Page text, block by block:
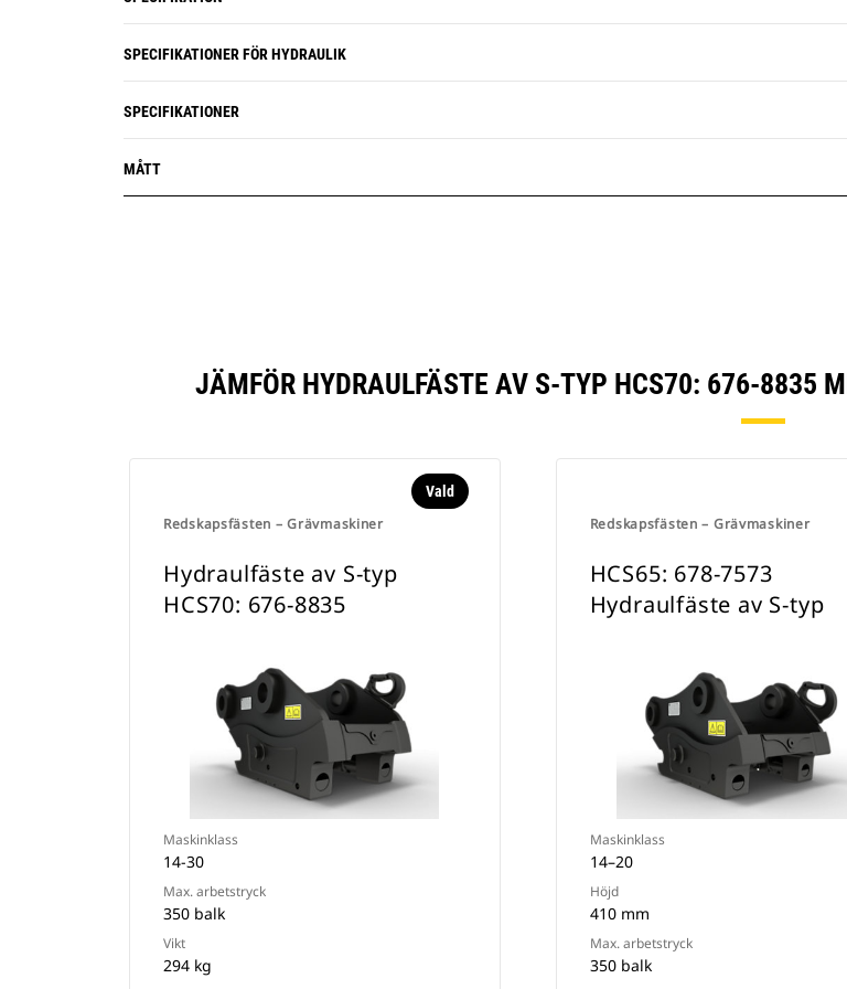
SPECIFIKATIONER FÖR HYDRAULIK
SPECIFIKATIONER
MÅTT
JÄMFÖR HYDRAULFÄSTE AV S-TYP HCS70: 676-8835
Redskapsfästen – Grävmaskiner
Vald
Hydraulfäste av S-typ
HCS70: 676-8835
Maskinklass
14-30
Max. arbetstryck
350 balk
Vikt
294 kg
Redskapsfästen – Grävmaskiner
HCS65: 678-7573
Hydraulfäste av S-typ
Maskinklass
14–20
Höjd
410 mm
Max. arbetstryck
350 balk